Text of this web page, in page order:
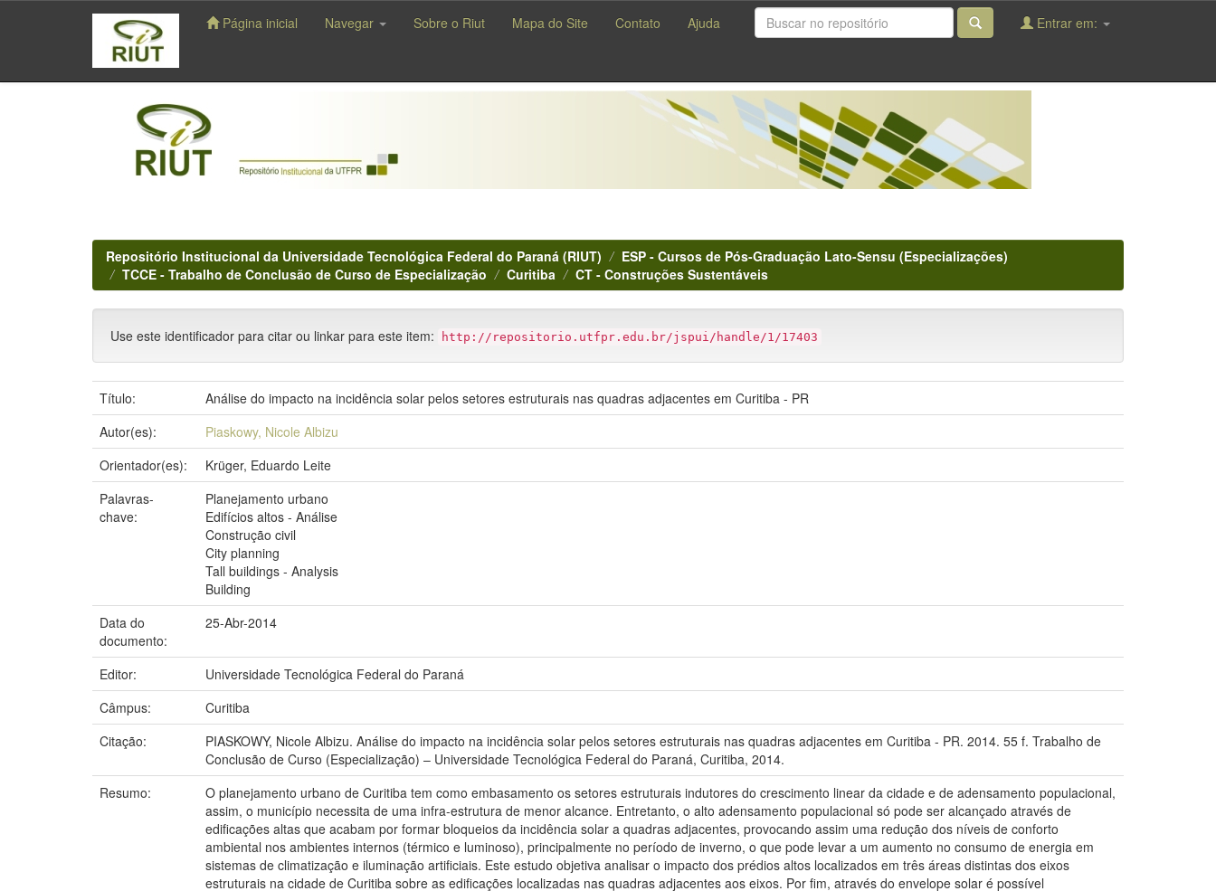
navigation
Página inicial Navegar Sobre o Riut Mapa do Site Contato Ajuda Entrar em:
Repositório Institucional da Universidade Tecnológica Federal do Paraná (RIUT)
ESP - Cursos de Pós-Graduação Lato-Sensu (Especializações)
TCCE - Trabalho de Conclusão de Curso de Especialização
Curitiba CT - Construções Sustentáveis
Use este identificador para citar ou linkar para este item: http://repositorio.utfpr.edu.br/jspui/handle/1/17403
Título:
Análise do impacto na incidência solar pelos setores estruturais nas quadras adjacentes em Curitiba - PR
Autor(es):
Piaskowy, Nicole Albizu
Orientador(es):
Krüger, Eduardo Leite
Palavras-
chave:
Planejamento urbano
Edifícios altos - Análise
Construção civil
City planning
Tall buildings - Analysis
Building
Data do
documento:
25-Abr-2014
Editor:
Universidade Tecnológica Federal do Paraná
Câmpus:
Curitiba
Citação:
PIASKOWY, Nicole Albizu. Análise do impacto na incidência solar pelos setores estruturais nas quadras adjacentes em Curitiba - PR. 2014. 55 f. Trabalho de
Conclusão de Curso (Especialização) – Universidade Tecnológica Federal do Paraná, Curitiba, 2014.
Resumo:
O planejamento urbano de Curitiba tem como embasamento os setores estruturais indutores do crescimento linear da cidade e de adensamento populacional,
assim, o município necessita de uma infra-estrutura de menor alcance. Entretanto, o alto adensamento populacional só pode ser alcançado através de
edificações altas que acabam por formar bloqueios da incidência solar a quadras adjacentes, provocando assim uma redução dos níveis de conforto
ambiental nos ambientes internos (térmico e luminoso), principalmente no período de inverno, o que pode levar a um aumento no consumo de energia em
sistemas de climatização e iluminação artificiais. Este estudo objetiva analisar o impacto dos prédios altos localizados em três áreas distintas dos eixos
estruturais na cidade de Curitiba sobre as edificações localizadas nas quadras adjacentes aos eixos. Por fim, através do envelope solar é possível